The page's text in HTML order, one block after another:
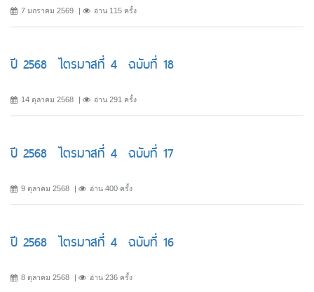
7 มกราคม 2569 อ่าน 115 ครั้ง
ปี 2568 ไตรมาสที่ 4 ฉบับที่ 18
14 ตุลาคม 2568 อ่าน 291 ครั้ง
ปี 2568 ไตรมาสที่ 4 ฉบับที่ 17
9 ตุลาคม 2568 อ่าน 400 ครั้ง
ปี 2568 ไตรมาสที่ 4 ฉบับที่ 16
8 ตุลาคม 2568 อ่าน 236 ครั้ง